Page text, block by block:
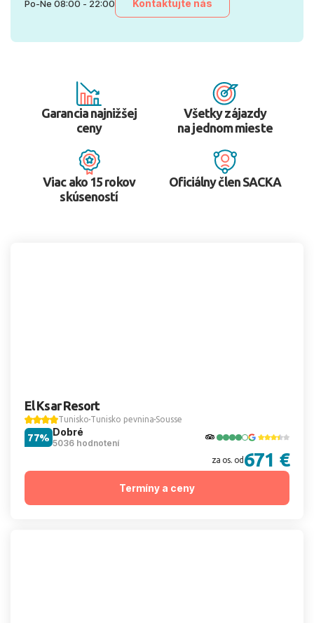
Po-Ne 08:00 - 22:00 Kontaktujte nás
Garancia najnižšej
ceny
Všetky zájazdy
na jednom mieste
Viac ako 15 rokov
skúseností
Oficiálny člen SACKA
El Ksar Resort
Tunisko Tunisko pevnina Sousse
Dobré
5036 hodnotení
77%
za os. od 671 €
Termíny a ceny